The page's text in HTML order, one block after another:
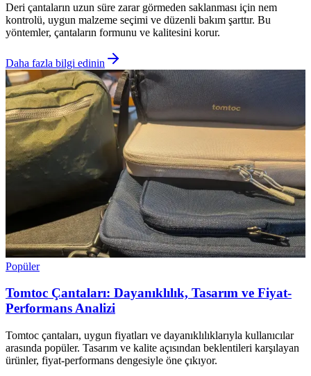
Deri çantaların uzun süre zarar görmeden saklanması için nem
kontrolü, uygun malzeme seçimi ve düzenli bakım şarttır. Bu
yöntemler, çantaların formunu ve kalitesini korur.
Daha fazla bilgi edinin
Popüler
Tomtoc Çantaları: Dayanıklılık, Tasarım ve Fiyat-
Performans Analizi
Tomtoc çantaları, uygun fiyatları ve dayanıklılıklarıyla kullanıcılar
arasında popüler. Tasarım ve kalite açısından beklentileri karşılayan
ürünler, fiyat-performans dengesiyle öne çıkıyor.